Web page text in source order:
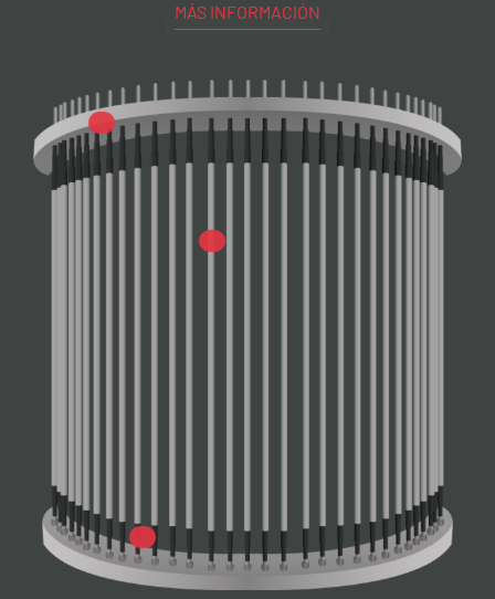
MÁS INFORMACIÓN